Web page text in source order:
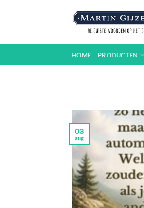
HOME PRODUCTEN
03
aug